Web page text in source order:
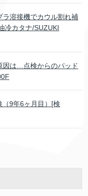
ラ溶接機でカウル割れ補
冷カタナ/SUZUKI
因は…点検からのパッド
9年6ヶ月目）[検